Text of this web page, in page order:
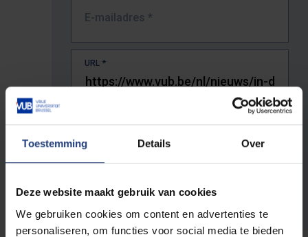
Toestemming Details Over
Deze website maakt gebruik van cookies
We gebruiken cookies om content en advertenties te
personaliseren, om functies voor social media te bieden
E-mailadres *
URL *
De volledige URL van de pagina waar je de fout zag.